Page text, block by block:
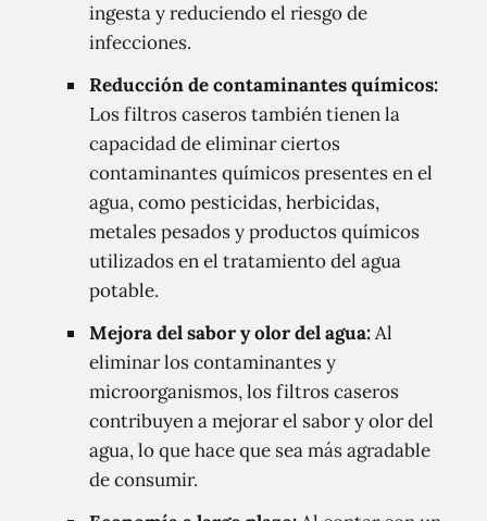
ingesta y reduciendo el riesgo de
infecciones.
Reducción de contaminantes químicos:
Los filtros caseros también tienen la
capacidad de eliminar ciertos
contaminantes químicos presentes en el
agua, como pesticidas, herbicidas,
metales pesados y productos químicos
utilizados en el tratamiento del agua
potable.
Mejora del sabor y olor del agua:Al
eliminar los contaminantes y
microorganismos, los filtros caseros
contribuyen a mejorar el sabor y olor del
agua, lo que hace que sea más agradable
de consumir.